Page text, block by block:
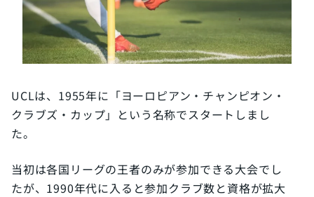
UCLは、1955年に「ヨーロピアン・チャンピオン・
クラブズ・カップ」という名称でスタートしまし
た。
当初は各国リーグの王者のみが参加できる大会でし
たが、1990年代に入ると参加クラブ数と資格が拡大